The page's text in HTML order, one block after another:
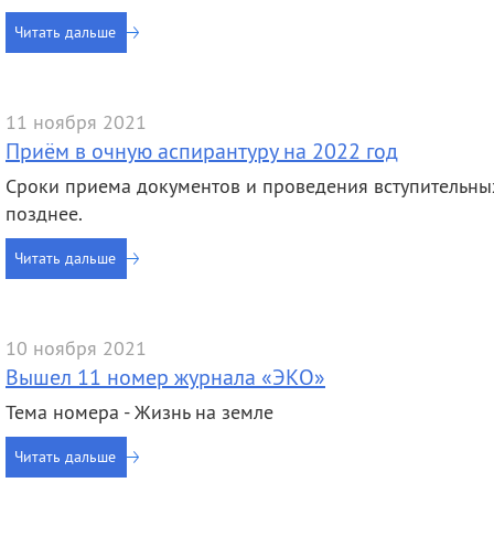
Читать дальше
11 ноября 2021
Приём в очную аспирантуру на 2022 год
Сроки приема документов и проведения
позднее.
Читать дальше
10 ноября 2021
Вышел 11 номер журнала «ЭКО»
Тема номера - Жизнь на земле
Читать дальше